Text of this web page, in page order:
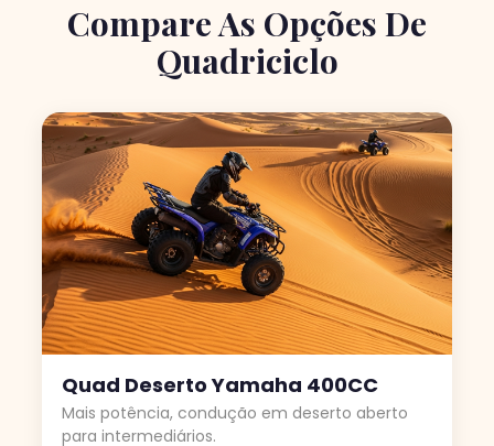
Compare As Opções De
Quadriciclo
Quad Deserto Yamaha 400CC
Mais potência, condução em deserto aberto
para intermediários.